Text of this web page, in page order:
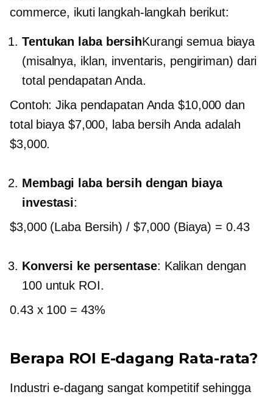
commerce, ikuti langkah-langkah berikut:
Tentukan laba bersihKurangi semua biaya
(misalnya, iklan, inventaris, pengiriman) dari
total pendapatan Anda.
Contoh: Jika pendapatan Anda $10,000 dan
total biaya $7,000, laba bersih Anda adalah
$3,000.
Membagi laba bersih dengan biaya
investasi:
$3,000 (Laba Bersih) / $7,000 (Biaya) = 0.43
Konversi ke persentase: Kalikan dengan
100 untuk ROI.
0.43 x 100 = 43%
Berapa ROI E-dagang Rata-rata?
Industri e-dagang sangat kompetitif sehingga